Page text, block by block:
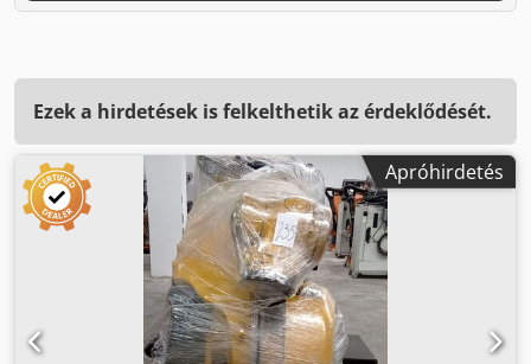
Ezek a hirdetések is felkelthetik az érdeklődését.
Apróhirdetés